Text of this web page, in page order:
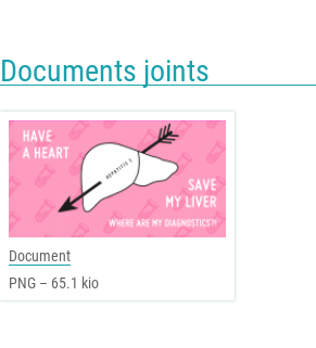
Documents joints
Document
PNG – 65.1 kio